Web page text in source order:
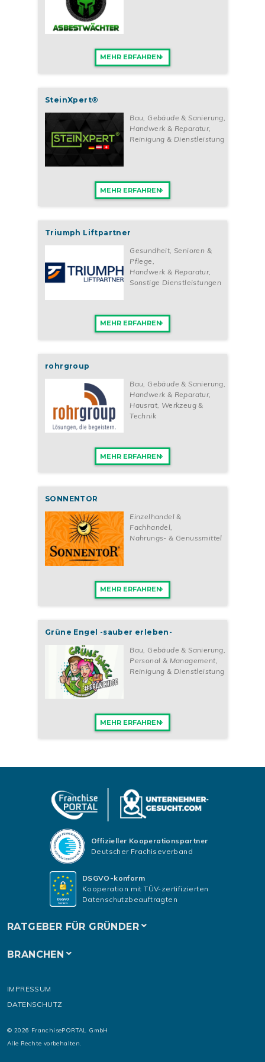
MEHR ERFAHREN
SteinXpert®
Bau, Gebäude & Sanierung
Handwerk & Reparatur,
Reinigung & Dienstleistung
MEHR ERFAHREN
Triumph Liftpartner
Gesundheit, Senioren &
Pflege,
Handwerk & Reparatur,
Sonstige Dienstleistungen
MEHR ERFAHREN
rohrgroup
Bau, Gebäude & Sanierung
Handwerk & Reparatur,
Hausrat, Werkzeug &
Technik
MEHR ERFAHREN
SONNENTOR
Einzelhandel &
Fachhandel,
Nahrungs- & Genussmittel
MEHR ERFAHREN
Grüne Engel -sauber erleben-
Bau, Gebäude & Sanierung
Personal & Management
Reinigung & Dienstleistung
MEHR ERFAHREN
Offizieller Kooperationspartner
Deutscher Frachiseverband
DSGVO-konform
Kooperation mit TÜV-zertifizierten
Datenschutzbeauftragten
RATGEBER FÜR GRÜNDER
BRANCHEN
IMPRESSUM
DATENSCHUTZ
© 2026 FranchisePORTAL GmbH
Alle Rechte vorbehalten.